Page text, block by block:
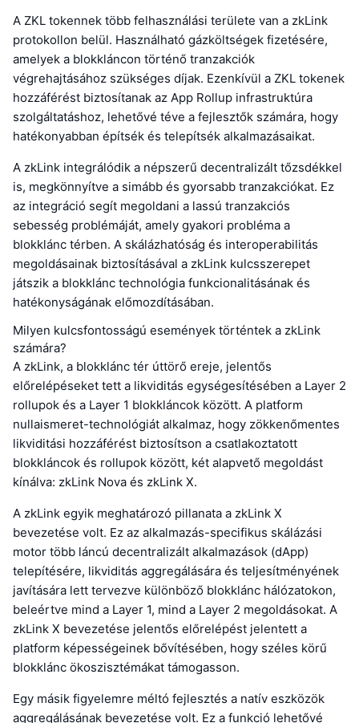
A ZKL tokennek több felhasználási területe van a zkLink
protokollon belül. Használható gázköltségek fizetésére,
amelyek a blokkláncon történő tranzakciók
végrehajtásához szükséges díjak. Ezenkívül a ZKL tokenek
hozzáférést biztosítanak az App Rollup infrastruktúra
szolgáltatáshoz, lehetővé téve a fejlesztők számára, hogy
hatékonyabban építsék és telepítsék alkalmazásaikat.
A zkLink integrálódik a népszerű decentralizált tőzsdékkel
is, megkönnyítve a simább és gyorsabb tranzakciókat. Ez
az integráció segít megoldani a lassú tranzakciós
sebesség problémáját, amely gyakori probléma a
blokklánc térben. A skálázhatóság és interoperabilitás
megoldásainak biztosításával a zkLink kulcsszerepet
játszik a blokklánc technológia funkcionalitásának és
hatékonyságának előmozdításában.
Milyen kulcsfontosságú események történtek a zkLink
számára?
A zkLink, a blokklánc tér úttörő ereje, jelentős
előrelépéseket tett a likviditás egységesítésében a Layer 2
rollupok és a Layer 1 blokkláncok között. A platform
nullaismeret-technológiát alkalmaz, hogy zökkenőmentes
likviditási hozzáférést biztosítson a csatlakoztatott
blokkláncok és rollupok között, két alapvető megoldást
kínálva: zkLink Nova és zkLink X.
A zkLink egyik meghatározó pillanata a zkLink X
bevezetése volt. Ez az alkalmazás-specifikus skálázási
motor több láncú decentralizált alkalmazások (dApp)
telepítésére, likviditás aggregálására és teljesítményének
javítására lett tervezve különböző blokklánc hálózatokon,
beleértve mind a Layer 1, mind a Layer 2 megoldásokat. A
zkLink X bevezetése jelentős előrelépést jelentett a
platform képességeinek bővítésében, hogy széles körű
blokklánc ökoszisztémákat támogasson.
Egy másik figyelemre méltó fejlesztés a natív eszközök
aggregálásának bevezetése volt. Ez a funkció lehetővé